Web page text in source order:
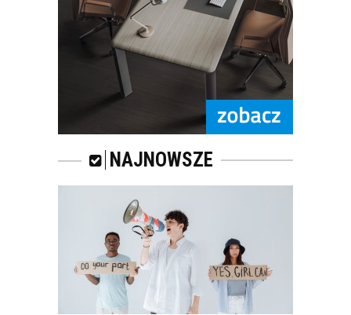
KOMFORTOWA
POCZEKALNIA DLA
BIURZE?
TRENDY W ŚWIECIE
NAJNOWSZE